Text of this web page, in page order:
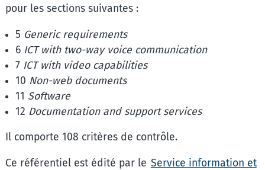
pour les sections suivantes :
5 Generic requirements
6 ICT with two-way voice communication
7 ICT with video capabilities
10 Non-web documents
11 Software
12 Documentation and support services
Il comporte 108 critères de contrôle.
Ce référentiel est édité par le Service information et